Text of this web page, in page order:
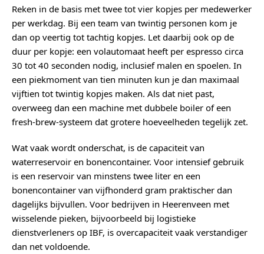
Reken in de basis met twee tot vier kopjes per medewerker
per werkdag. Bij een team van twintig personen kom je
dan op veertig tot tachtig kopjes. Let daarbij ook op de
duur per kopje: een volautomaat heeft per espresso circa
30 tot 40 seconden nodig, inclusief malen en spoelen. In
een piekmoment van tien minuten kun je dan maximaal
vijftien tot twintig kopjes maken. Als dat niet past,
overweeg dan een machine met dubbele boiler of een
fresh-brew-systeem dat grotere hoeveelheden tegelijk zet.
Wat vaak wordt onderschat, is de capaciteit van
waterreservoir en bonencontainer. Voor intensief gebruik
is een reservoir van minstens twee liter en een
bonencontainer van vijfhonderd gram praktischer dan
dagelijks bijvullen. Voor bedrijven in Heerenveen met
wisselende pieken, bijvoorbeeld bij logistieke
dienstverleners op IBF, is overcapaciteit vaak verstandiger
dan net voldoende.